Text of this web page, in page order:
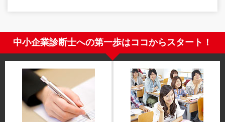
中小企業診断士への第一歩はココからスタート！